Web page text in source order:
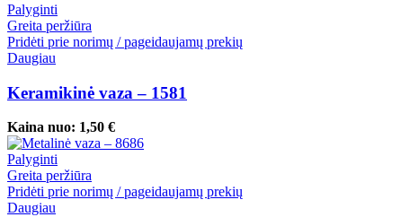
Palyginti
Greita peržiūra
Pridėti prie norimų / pageidaujamų prekių
Daugiau
Keramikinė vaza – 1581
Kaina nuo: 1,50 €
Palyginti
Greita peržiūra
Pridėti prie norimų / pageidaujamų prekių
Daugiau